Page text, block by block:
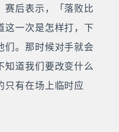
赛后表示，「落败比
这一次是怎样打，下
们。那时候对手就会
知道我们要改变什么
只有在场上临时应